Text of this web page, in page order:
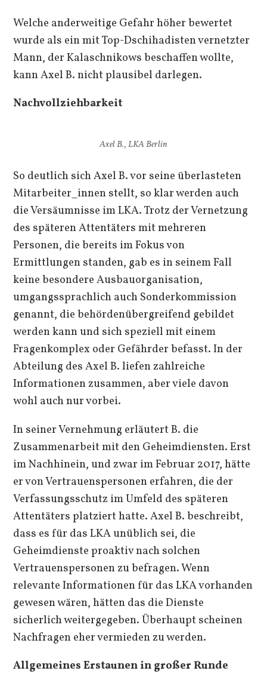
Welche anderweitige Gefahr höher bewertet
wurde als ein mit Top-Dschihadisten vernetzter
Mann, der Kalaschnikows beschaffen wollte,
kann Axel B. nicht plausibel darlegen.
Nachvollziehbarkeit
Axel B., LKA Berlin
So deutlich sich Axel B. vor seine überlasteten
Mitarbeiter_innen stellt, so klar werden auch
die Versäumnisse im LKA. Trotz der Vernetzung
des späteren Attentäters mit mehreren
Personen, die bereits im Fokus von
Ermittlungen standen, gab es in seinem Fall
keine besondere Ausbauorganisation,
umgangssprachlich auch Sonderkommission
genannt, die behördenübergreifend gebildet
werden kann und sich speziell mit einem
Fragenkomplex oder Gefährder befasst. In der
Abteilung des Axel B. liefen zahlreiche
Informationen zusammen, aber viele davon
wohl auch nur vorbei.
In seiner Vernehmung erläutert B. die
Zusammenarbeit mit den Geheimdiensten. Erst
im Nachhinein, und zwar im Februar 2017, hätte
er von Vertrauenspersonen erfahren, die der
Verfassungsschutz im Umfeld des späteren
Attentäters platziert hatte. Axel B. beschreibt,
dass es für das LKA unüblich sei, die
Geheimdienste proaktiv nach solchen
Vertrauenspersonen zu befragen. Wenn
relevante Informationen für das LKA vorhanden
gewesen wären, hätten das die Dienste
sicherlich weitergegeben. Überhaupt scheinen
Nachfragen eher vermieden zu werden.
Allgemeines Erstaunen in großer Runde